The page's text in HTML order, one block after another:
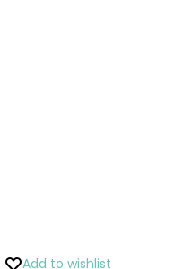
Add to wishlist